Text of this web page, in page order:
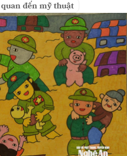
đến mỹ thuật